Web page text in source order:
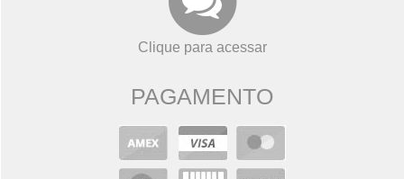
Clique para acessar
PAGAMENTO